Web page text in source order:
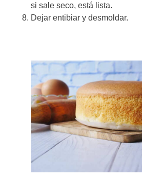
si sale seco, está lista.
Dejar entibiar y desmoldar.